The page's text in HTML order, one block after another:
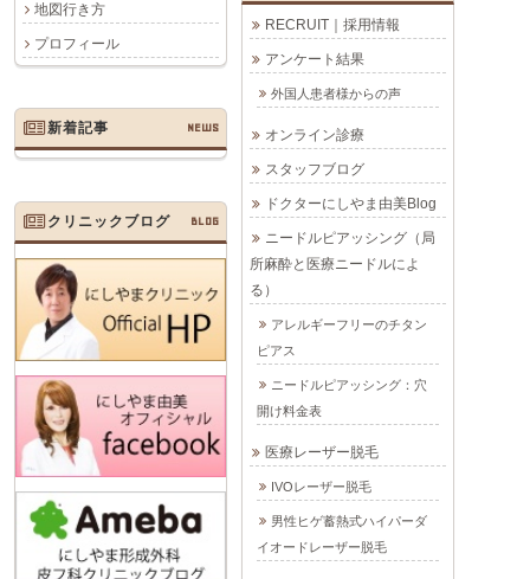
地図行き方
プロフィール
RECRUIT｜採用情報
アンケート結果
外国人患者様からの声
オンライン診療
スタッフブログ
ドクターにしやま由美Blog
ニードルピアッシング（局
所麻酔と医療ニードルによ
る）
アレルギーフリーのチタン
ピアス
ニードルピアッシング：穴
開け料金表
医療レーザー脱毛
IVOレーザー脱毛
男性ヒゲ蓄熱式ハイパーダ
イオードレーザー脱毛
新着記事 NEWS
クリニックブログ BLOG